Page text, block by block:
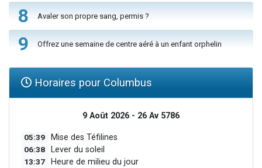
8 Avaler son propre sang, permis ?
9 Offrez une semaine de centre aéré à un enfant orphelin
Horaires pour Columbus
9 Août 2026 - 26 Av 5786
05:39 Mise des Téfilines
06:38 Lever du soleil
13:37 Heure de milieu du jour